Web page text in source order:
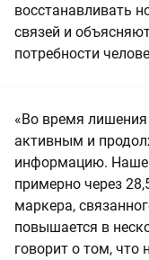
восстанавливать
связей и
потребности
«Во время
активным и
информацию. Наше
примерно через
маркера,
повышается в
говорит о том, что